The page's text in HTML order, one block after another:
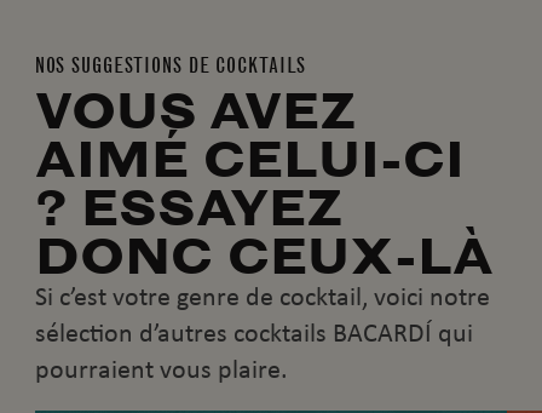
NOS SUGGESTIONS DE COCKTAILS
VOUS AVEZ
AIMÉ CELUI-CI
? ESSAYEZ
DONC CEUX-LÀ
Si c’est votre genre de cocktail, voici notre
sélection d’autres cocktails BACARDÍ qui
pourraient vous plaire.